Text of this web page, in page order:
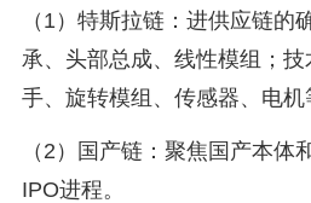
（1）特斯拉链：进供应链的
承、头部总成、线性模组；
手、旋转模组、传感器、电机
（2）国产链：聚焦国产本体
IPO进程。